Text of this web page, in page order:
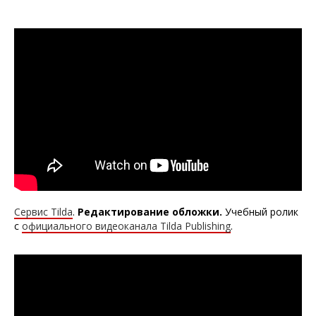
Сервис Tilda. Редактирование обложки. Учебный ролик
с официального видеоканала Tilda Publishing.